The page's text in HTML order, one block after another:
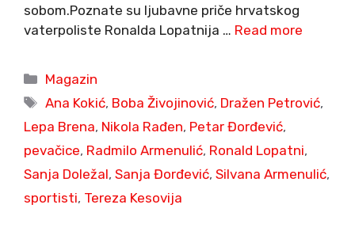
sobom.Poznate su ljubavne priče hrvatskog
vaterpoliste Ronalda Lopatnija … Read more
Categories
Magazin
Tags
Ana Kokić, Boba Živojinović, Dražen Petrović,
Lepa Brena, Nikola Rađen, Petar Đorđević,
pevačice, Radmilo Armenulić, Ronald Lopatni,
Sanja Doležal, Sanja Đorđević, Silvana Armenulić,
sportisti, Tereza Kesovija